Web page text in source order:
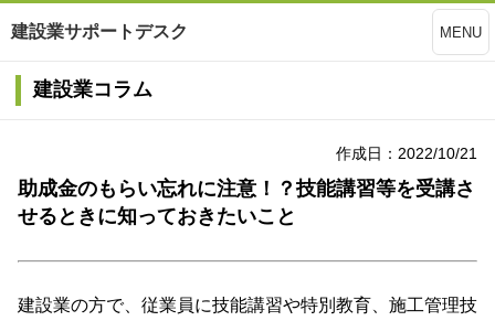
建設業サポートデスク MENU
建設業コラム
作成日：2022/10/21
助成金のもらい忘れに注意！？技能講習等を受講さ
せるときに知っておきたいこと
建設業の方で、従業員に技能講習や特別教育、施工管理技